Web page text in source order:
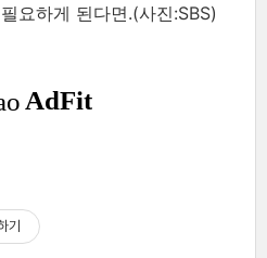
요하게 된다면.(사진:SBS)
기